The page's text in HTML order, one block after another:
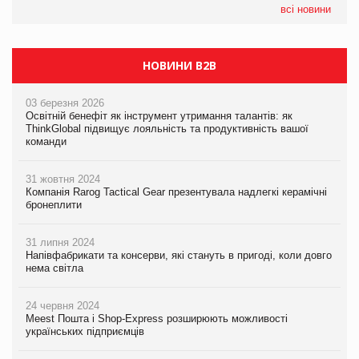
всі новини
НОВИНИ B2B
03 березня 2026
Освітній бенефіт як інструмент утримання талантів: як
ThinkGlobal підвищує лояльність та продуктивність вашої
команди
31 жовтня 2024
Компанія Rarog Tactical Gear презентувала надлегкі керамічні
бронеплити
31 липня 2024
Напівфабрикати та консерви, які стануть в пригоді, коли довго
нема світла
24 червня 2024
Meest Пошта і Shop-Express розширюють можливості
українських підприємців